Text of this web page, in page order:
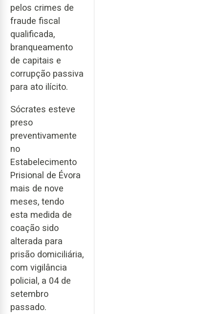
pelos crimes de
fraude fiscal
qualificada,
branqueamento
de capitais e
corrupção passiva
para ato ilícito.
Sócrates esteve
preso
preventivamente
no
Estabelecimento
Prisional de Évora
mais de nove
meses, tendo
esta medida de
coação sido
alterada para
prisão domiciliária,
com vigilância
policial, a 04 de
setembro
passado.